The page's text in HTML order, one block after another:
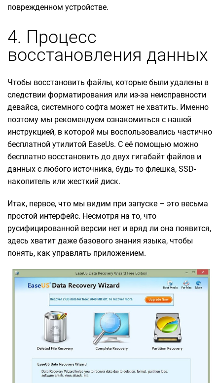
поврежденном устройстве.
4. Процесс
восстановления данных
Чтобы восстановить файлы, которые были удалены в
следствии форматирования или из-за неисправности
девайса, системного софта может не хватить. Именно
поэтому мы рекомендуем ознакомиться с нашей
инструкцией, в которой мы воспользовались частично
бесплатной утилитой EaseUs. С её помощью можно
бесплатно восстановить до двух гигабайт файлов и
данных с любого источника, будь то флешка, SSD-
накопитель или жесткий диск.
Итак, первое, что мы видим при запуске – это весьма
простой интерфейс. Несмотря на то, что
русифицированной версии нет и вряд ли она появится,
здесь хватит даже базового знания языка, чтобы
понять, как управлять приложением.